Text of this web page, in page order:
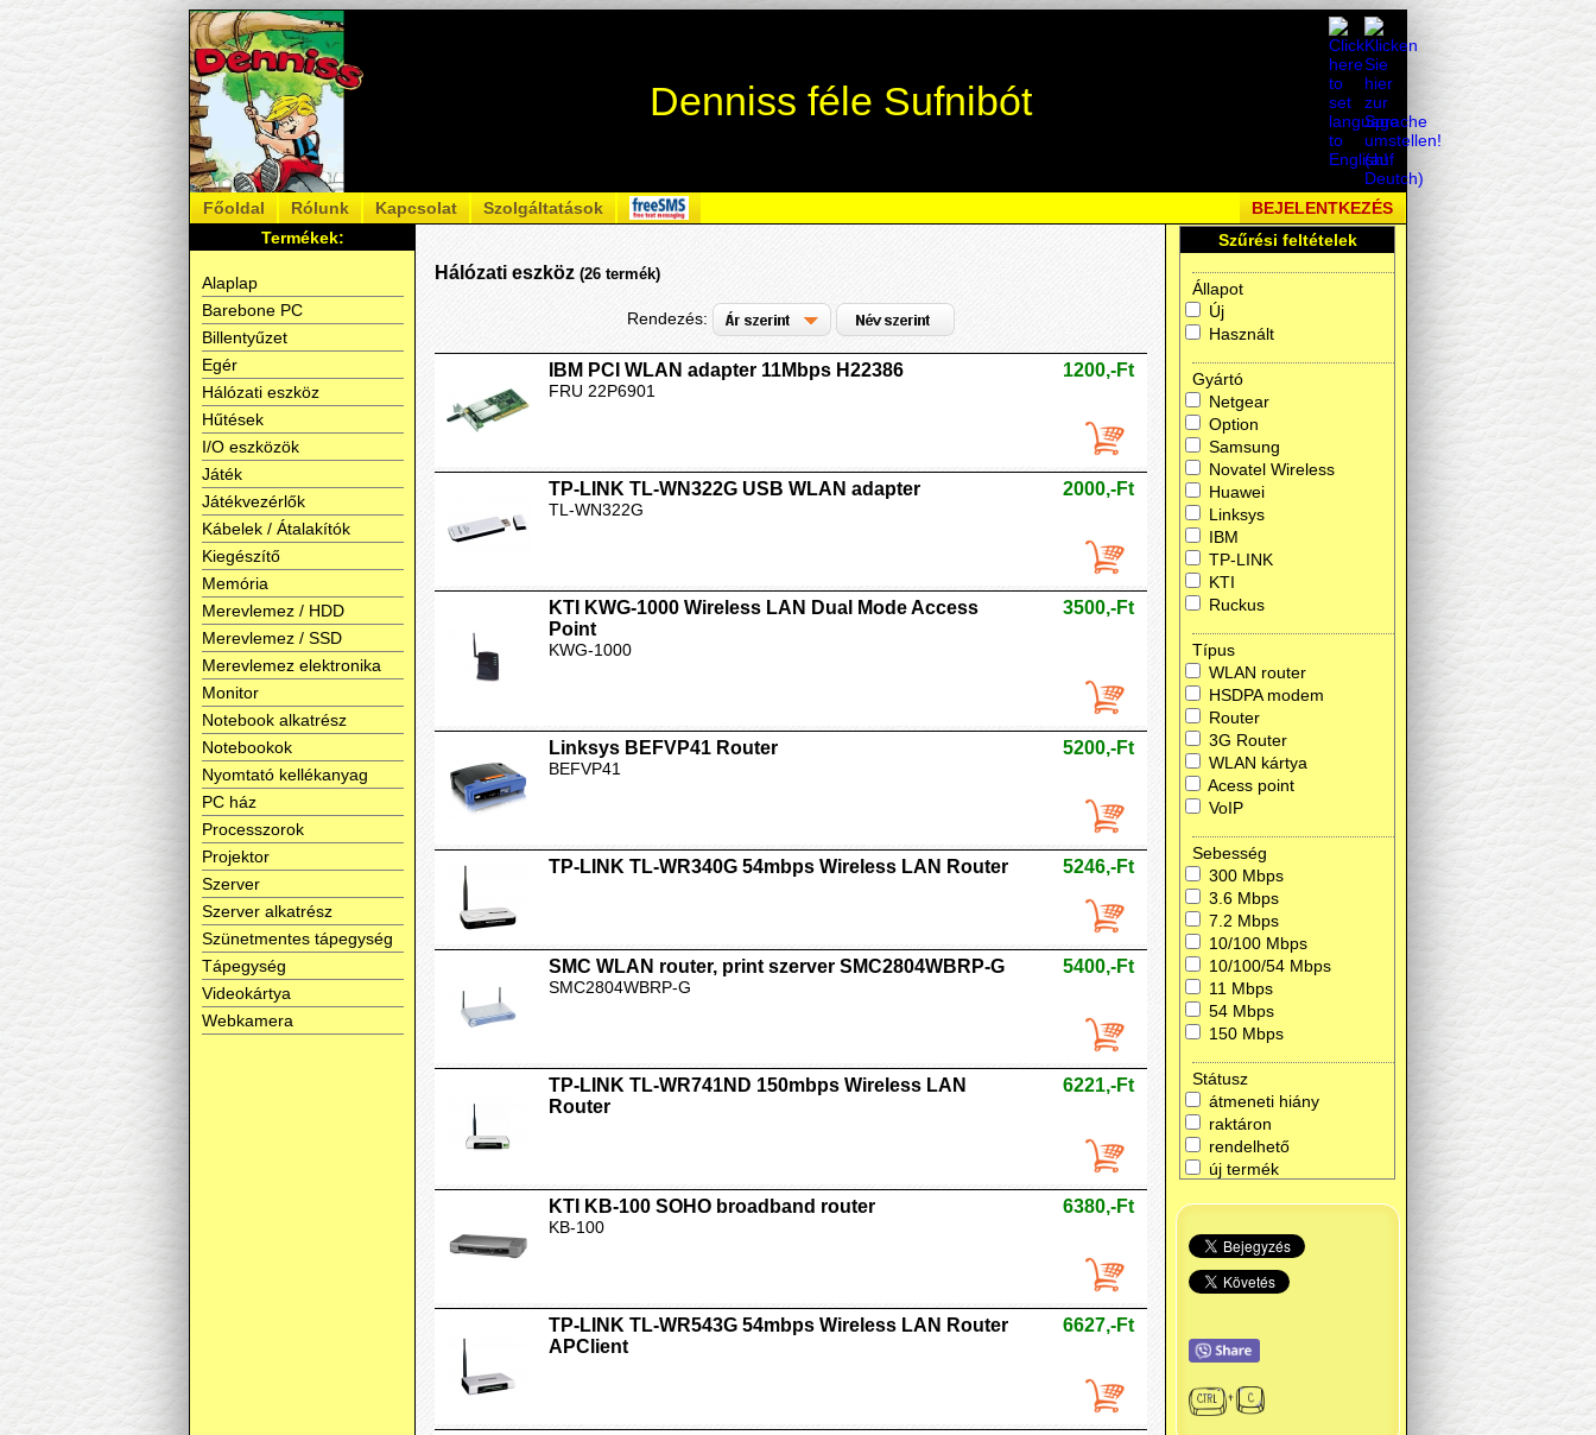
Denniss féle Sufnibót
Főoldal Rólunk Kapcsolat Szolgáltatások
BEJELENTKEZÉS
Termékek:
Alaplap
Barebone PC
Billentyűzet
Egér
Hálózati eszköz
Hűtések
I/O eszközök
Játék
Játékvezérlők
Kábelek / Átalakítók
Kiegészítő
Memória
Merevlemez / HDD
Merevlemez / SSD
Merevlemez elektronika
Monitor
Notebook alkatrész
Notebookok
Nyomtató kellékanyag
PC ház
Processzorok
Projektor
Szerver
Szerver alkatrész
Szünetmentes tápegység
Tápegység
Videokártya
Webkamera
Hálózati eszköz (26 termék)
Rendezés:
IBM PCI WLAN adapter 11Mbps H22386
FRU 22P6901
1200,-Ft
TP-LINK TL-WN322G USB WLAN adapter
TL-WN322G
2000,-Ft
KTI KWG-1000 Wireless LAN Dual Mode Access
Point
KWG-1000
3500,-Ft
Linksys BEFVP41 Router
BEFVP41
5200,-Ft
TP-LINK TL-WR340G 54mbps Wireless LAN Router 5246,-Ft
SMC WLAN router, print szerver SMC2804WBRP-G
SMC2804WBRP-G
5400,-Ft
TP-LINK TL-WR741ND 150mbps Wireless LAN
Router
6221,-Ft
KTI KB-100 SOHO broadband router
KB-100
6380,-Ft
TP-LINK TL-WR543G 54mbps Wireless LAN Router
APClient
6627,-Ft
Szűrési feltételek
Állapot
Új
Használt
Gyártó
Netgear
Option
Samsung
Novatel Wireless
Huawei
Linksys
IBM
TP-LINK
KTI
Ruckus
Típus
WLAN router
HSDPA modem
Router
3G Router
WLAN kártya
Acess point
VoIP
Sebesség
300 Mbps
3.6 Mbps
7.2 Mbps
10/100 Mbps
10/100/54 Mbps
11 Mbps
54 Mbps
150 Mbps
Státusz
átmeneti hiány
raktáron
rendelhető
új termék